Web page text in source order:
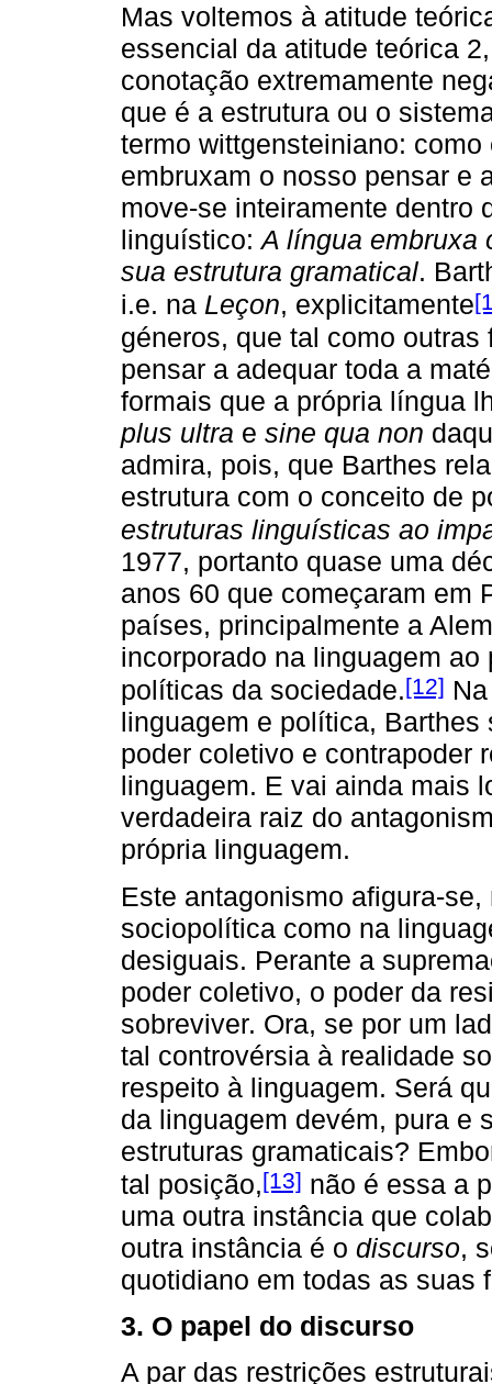
Mas voltemos à atitude
essencial da atitude teórica
conotação extremamente
que é a estrutura ou o
termo wittgensteiniano:
embruxam o nosso pensar e
move-se inteiramente dentro
linguístico:A língua embruxa
sua estrutura gramatical.
i.e. na Leçon, explicitamente
géneros, que tal como
pensar a adequar toda a
formais que a própria língua
plus ultra e sine qua non
admira, pois, que Barthes
estrutura com o conceito de
estruturas linguísticas ao
1977, portanto quase uma
anos 60 que começaram em
países, principalmente a
incorporado na linguagem
políticas da sociedade.[12]
linguagem e política,
poder coletivo e contrapoder
linguagem. E vai ainda mais
verdadeira raiz do
própria linguagem.
Este antagonismo afigura-
sociopolítica como na
desiguais. Perante a
poder coletivo, o poder da
sobreviver. Ora, se por um
tal controvérsia à realidade
respeito à linguagem. Será
da linguagem devém, pura e
estruturas gramaticais?
tal posição,[13] não é essa a
uma outra instância que
outra instância é o discurso,
quotidiano em todas as suas
3. O papel do discurso
A par das restrições